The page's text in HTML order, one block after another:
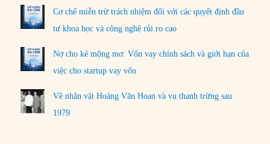
Cơ chế miễn trừ trách nhiệm đối với các quyết định đầu
tư khoa học và công nghệ rủi ro cao
Nợ cho kẻ mộng mơ: Vốn vay chính sách và giới hạn của
việc cho startup vay vốn
Về nhân vật Hoàng Văn Hoan và vụ thanh trừng sau
1979